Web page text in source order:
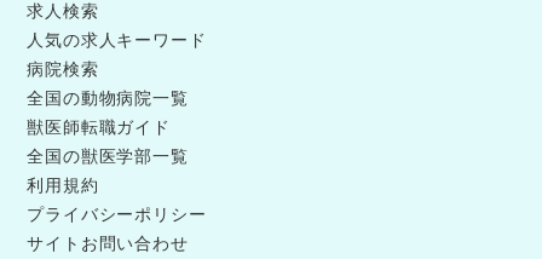
求人検索
人気の求人キーワード
病院検索
全国の動物病院一覧
獣医師転職ガイド
全国の獣医学部一覧
利用規約
プライバシーポリシー
サイトお問い合わせ